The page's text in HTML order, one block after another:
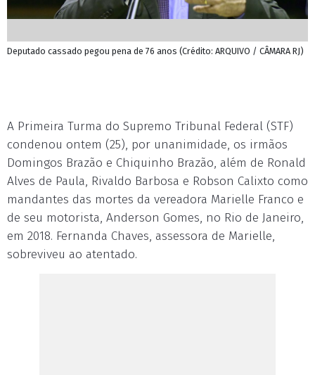
Deputado cassado pegou pena de 76 anos (Crédito: ARQUIVO / CÂMARA RJ)
A Primeira Turma do Supremo Tribunal Federal (STF)
condenou ontem (25), por unanimidade, os irmãos
Domingos Brazão e Chiquinho Brazão, além de Ronald
Alves de Paula, Rivaldo Barbosa e Robson Calixto como
mandantes das mortes da vereadora Marielle Franco e
de seu motorista, Anderson Gomes, no Rio de Janeiro,
em 2018. Fernanda Chaves, assessora de Marielle,
sobreviveu ao atentado.